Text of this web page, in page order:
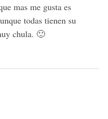
mas me gusta es
todas tienen su
chula. 🙂